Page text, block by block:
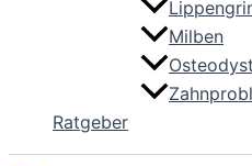
Milben
Ratgeber